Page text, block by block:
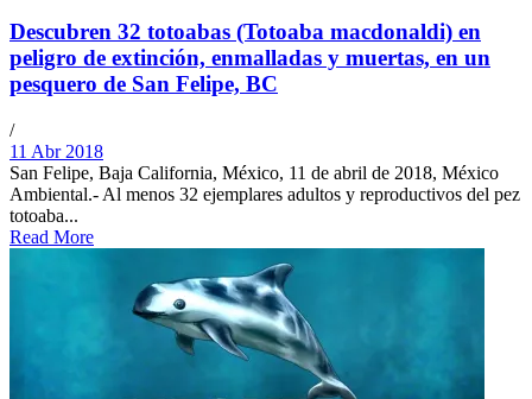
Descubren 32 totoabas (Totoaba macdonaldi) en
peligro de extinción, enmalladas y muertas, en un
pesquero de San Felipe, BC
/
11 Abr 2018
San Felipe, Baja California, México, 11 de abril de 2018, México
Ambiental.- Al menos 32 ejemplares adultos y reproductivos del pez
totoaba...
Read More